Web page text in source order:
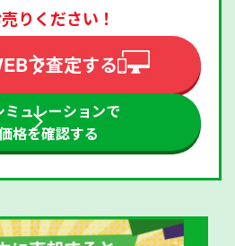
りください！
で査定する
ミュレーションで
格を確認する